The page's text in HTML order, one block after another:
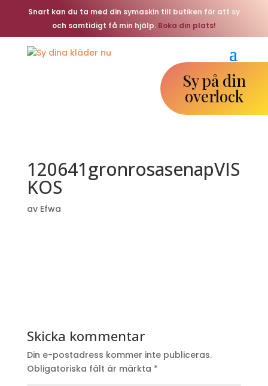
Snart kan du ta med din symaskin till butiken för att sy
och samtidigt få min hjälp. Boka din plats!
Sy på din
overlock
120641gronrosasenapVIS
KOS
av Efwa
Skicka kommentar
Din e-postadress kommer inte publiceras.
Obligatoriska fält är märkta *